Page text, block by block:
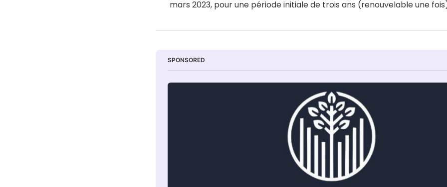
mars 2023, pour une période initiale de trois ans (renouvelable une
SPONSORED